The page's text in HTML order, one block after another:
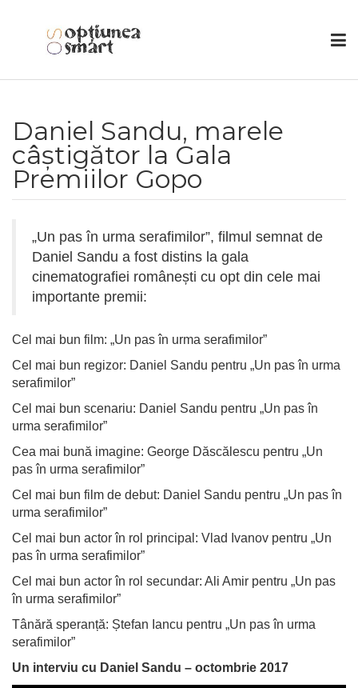
Daniel Sandu, marele
câștigător la Gala
Premiilor Gopo
„Un pas în urma serafimilor”, filmul semnat de
Daniel Sandu a fost distins la gala
cinematografiei românești cu opt din cele mai
importante premii:
Cel mai bun film: „Un pas în urma serafimilor”
Cel mai bun regizor: Daniel Sandu pentru „Un pas în urma
serafimilor”
Cel mai bun scenariu: Daniel Sandu pentru „Un pas în
urma serafimilor”
Cea mai bună imagine: George Dăscălescu pentru „Un
pas în urma serafimilor”
Cel mai bun film de debut: Daniel Sandu pentru „Un pas în
urma serafimilor”
Cel mai bun actor în rol principal: Vlad Ivanov pentru „Un
pas în urma serafimilor”
Cel mai bun actor în rol secundar: Ali Amir pentru „Un pas
în urma serafimilor”
Tânără speranță: Ștefan Iancu pentru „Un pas în urma
serafimilor”
Un interviu cu Daniel Sandu – octombrie 2017